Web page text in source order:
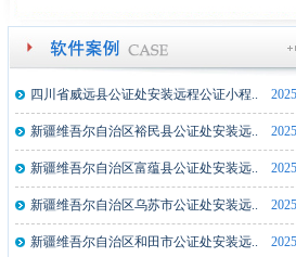
四川省威远县公证处安装远程公证小程..
新疆维吾尔自治区裕民县公证处安装远..
新疆维吾尔自治区富蕴县公证处安装远..
新疆维吾尔自治区乌苏市公证处安装远..
新疆维吾尔自治区和田市公证处安装远..